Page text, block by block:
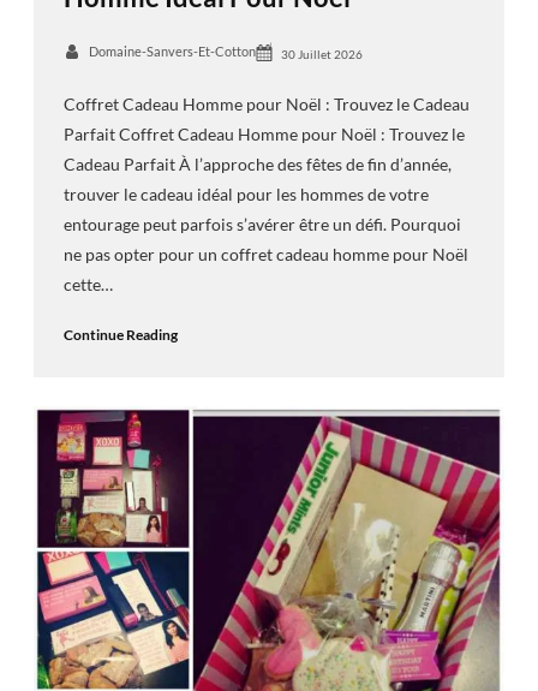
Domaine-Sanvers-Et-Cotton 30 Juillet 2026
Coffret Cadeau Homme pour Noël : Trouvez le Cadeau
Parfait Coffret Cadeau Homme pour Noël : Trouvez le
Cadeau Parfait À l’approche des fêtes de fin d’année,
trouver le cadeau idéal pour les hommes de votre
entourage peut parfois s’avérer être un défi. Pourquoi
ne pas opter pour un coffret cadeau homme pour Noël
cette…
Continue Reading